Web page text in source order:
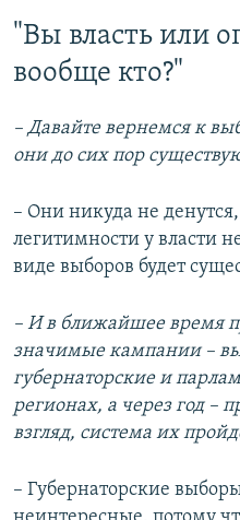
"Вы власть или
вообще кто?"
– Давайте вернемся к
они до сих пор
– Они никуда не
легитимности у власти
виде выборов будет
– И в ближайшее время
значимые кампании –
губернаторские и
регионах, а через год –
взгляд, система их
– Губернаторские